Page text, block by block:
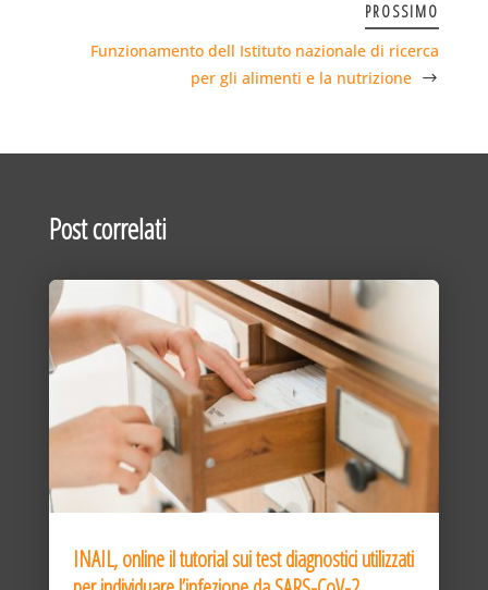
PROSSIMO
Funzionamento dell Istituto nazionale di ricerca
per gli alimenti e la nutrizione
Post correlati
INAIL, online il tutorial sui test diagnostici utilizzati